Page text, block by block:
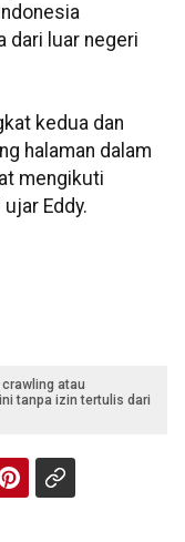
dari luar negeri
kedua dan
halaman dalam
mengikuti
Eddy.
atau
tanpa izin tertulis dari